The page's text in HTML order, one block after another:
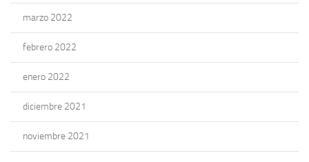
marzo 2022
febrero 2022
enero 2022
diciembre 2021
noviembre 2021